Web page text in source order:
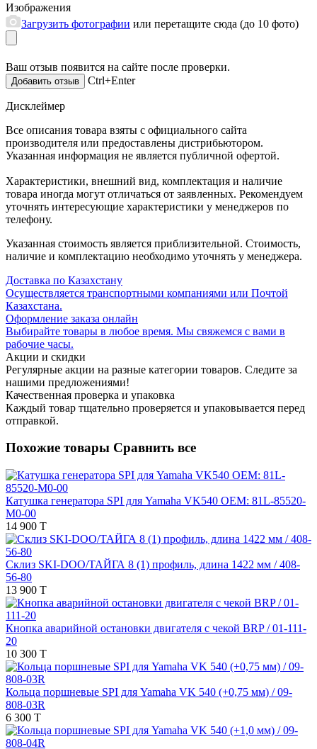
Изображения
Загрузить фотографии или перетащите сюда (до 10 фото)
Ваш отзыв появится на сайте после проверки.
Ctrl+Enter
Дисклеймер
Все описания товара взяты с официального сайта
производителя или предоставлены дистрибьютором.
Указанная информация не является публичной офертой.
Характеристики, внешний вид, комплектация и наличие
товара иногда могут отличаться от заявленных. Рекомендуем
уточнять интересующие характеристики у менеджеров по
телефону.
Указанная стоимость является приблизительной. Стоимость,
наличие и комплектацию необходимо уточнять у менеджера.
Доставка по Казахстану
Осуществляется транспортными компаниями или Почтой
Казахстана.
Оформление заказа онлайн
Выбирайте товары в любое время. Мы свяжемся с вами в
рабочие часы.
Акции и скидки
Регулярные акции на разные категории товаров. Следите за
нашими предложениями!
Качественная проверка и упаковка
Каждый товар тщательно проверяется и упаковывается перед
отправкой.
Похожие товары Сравнить все
Катушка генератора SPI для Yamaha VK540 OEM: 81L-85520-
M0-00
14 900 T
Склиз SKI-DOO/ТАЙГА 8 (1) профиль, длина 1422 мм / 408-
56-80
13 900 T
Кнопка аварийной остановки двигателя с чекой BRP / 01-111-
20
10 300 T
Кольца поршневые SPI для Yamaha VK 540 (+0,75 мм) / 09-
808-03R
6 300 T